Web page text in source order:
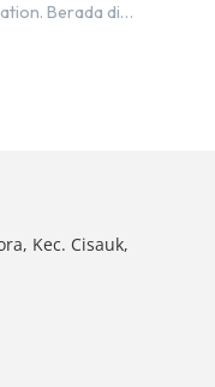
Berada di
Kec. Cisauk,